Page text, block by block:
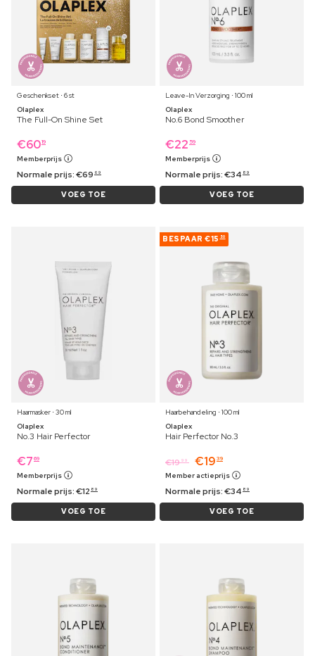
Geschenkset ⋅ 6 st
Olaplex
The Full-On Shine Set
€6019
Memberprijs
Normale prijs:€69 69
VOEG TOE
Leave-In Verzorging ⋅ 100 ml
Olaplex
No.6 Bond Smoother
€22 59
Memberprijs
Normale prijs:€34 89
VOEG TOE
Haarmasker ⋅ 30 ml
Olaplex
No.3 Hair Perfector
€7 69
Memberprijs
Normale prijs:€12 89
VOEG TOE
BESPAAR €15 50
Haarbehandeling ⋅ 100 ml
Olaplex
Hair Perfector No.3
€19 99 €19 39
Member actieprijs
Normale prijs:€34 89
VOEG TOE